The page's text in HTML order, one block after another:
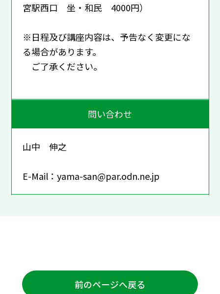
宮駅西口 坐・和民 4000円）
※日程及び講座内容は、予告なく変更にな
る場合があります。
ご了承ください。
問い合わせ
山中 伸之
E-Mail：yama-san@par.odn.ne.jp
前のページへ戻る